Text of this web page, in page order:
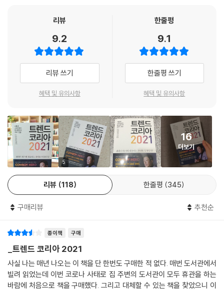
람이 늘어날 것이다. 대체가 완전하지 않은 경우다. 이런 경우는 회복이 빠
르다. 셋째는 기존에 진행되던 트렌드와 얼마나 부합하느냐다. 언택트 혹
은 집 관련 소비는 이전부터 상승기류를 타던 업종인데 코로나19로 가속
화됐다. 이런 업종은 코로나 사태 이후에도 계속 성장할 확률이 높다. 하지
만 트렌드와 무관하게 코로나로 ‘반짝특수’를 누렸다면, 사태 이후에는 제
자리를 찾아갈 것이다.
--- p.149, 「브이노믹스」 중에서
코로나 시대를 겪으며 이제 집은 목적에 의해서도, 사람에 의해서도 아닌
새로운 ‘다기능성’ 공간으로 재탄생되고 있다. 가장 많은 시간을 보내는 공
간이 되어버린 집에서 우리는 먹고, 자고, 사고, 놀고, 운동하고, 공부하고,
휴식하고, 꾸미는, 모든 활동을 하기 시작한 것이다. 그리고 놀랍게도 불가
능해 보였던 이 모든 과정들이 거의 다 해결되고 있는 신세계를 경험하는
중이다.
--- p.177, 「레이어드 홈」 중에서
과 능력의 대가에 대한 인정 욕구 표현에 가깝다. 주목할 만한 점은 이를 대
다거나 사치와 낭비라고 일축하지 않고 “그럴 자격이 있다”고 인정한다.
사고 싶은 것을 살 수 있는 사람의 소비는 자본주의의 섭리라 여기며 오히
려 자신도 그렇게 되고 싶다는 부러움을 숨기지 않는다. 이처럼 자본주의
쳐나가기를 기원하는 뜻을 담았다.
이번 10가지 트렌드의 전반적인 흐름을 설명할 때 가장 먼저 눈에 띄는 부
분은 모든 트렌드가 코로나 사태의 영향에서 자유롭지 못하다는 점이다.
트렌드는 사회의 반영이기에 매우 당연한 일이다. 본서의 첫 키워드인 브
이노믹스V-nomics는 바이러스virus의 V에서 출발한 단어로 “바이러스
가 바꿔놓은, 그리고 바꾸게 될 경제”라는 의미다. 과연 V자 회복은 가능할
지인가? 새로운 브이노믹스 패러다임에 얼마나 잘 적응하느냐가 장기화
될 코로나 시대를 이겨내는 전략을 제공할 것이다. 국내 경기는 전반적으
로 K자형 양극화를 그릴 것으로 예상되지만, 업종별로는 V, U, W, S, 역V
등 다양한 모습을 보일 것으로 전망된다. 이를 나누는 기준은 대면성의 정
도, 대체재의 존재 여부, 기존 트렌드와 얼마나 부합하느냐다. 예를 들어,
대표적인 코로나 특수형인 국내여행과 화상 커뮤니케이션, 홈웨어 시장은
역V자형으로 분류된 반면, 비대면 성향이 높고 기존 트렌드와 부합하는 온
가속화되는 S자형으로 분류됐다.
이른바 VUCA(변동성Volatility, 불확실성Uncertainty, 복잡성Compl
exity, 모호성Ambiguity)로 대변되는 작금의 상황은 기업과 개인 모두
에게 신속한 상황 파악과 이에 따른 빠른 적응을 요구한다. 쉬운 일은 아니
다. 이를 위해서는 무엇보다 유연한 사고가 필요하고 과감한 방향 선회 그
리고 실패를 용인하는 관용적인 태도 또한 중요하다. 장기간의 공들인 전
리뷰
9.2
리뷰 쓰기
혜택 및 유의사항
한줄평
9.1
한줄평 쓰기
혜택 및 유의사항
5
16
더보기
리뷰 118 한줄평 345
구매리뷰 추천순
종이책 구매
_트렌드 코리아 2021
사실 나는 매년 나오는 이 책을 단 한번도 구매한 적 없다. 매번 도서관에서
빌려 읽었는데 이번 코로나 사태로 집 주변의 도서관이 모두 휴관을 하는
바람에 처음으로 책을 구매했다. 그리고 대체할 수 있는 책을 찾았으니 이